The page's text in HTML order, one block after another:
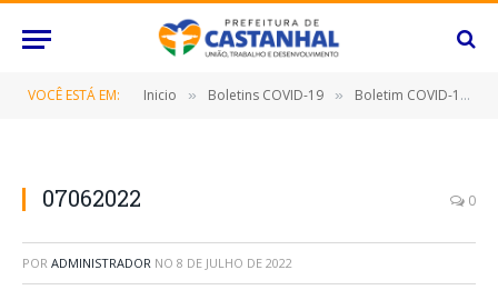
VOCÊ ESTÁ EM: Inicio » Boletins COVID-19 » Boletim COVID-19 (07/06/2022)
07062022 0
POR ADMINISTRADOR NO 8 DE JULHO DE 2022